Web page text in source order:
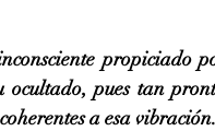
propiciado
ocultado, pues tan
a esa vibración.